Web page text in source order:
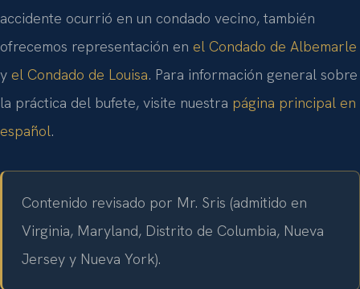
accidente ocurrió en un condado vecino, también
ofrecemos representación en el Condado de Albemarle
y el Condado de Louisa. Para información general sobre
la práctica del bufete, visite nuestra página principal en
español.
Contenido revisado por Mr. Sris (admitido en
Virginia, Maryland, Distrito de Columbia, Nueva
Jersey y Nueva York).